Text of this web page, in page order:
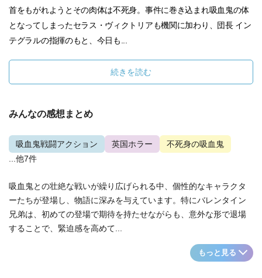
首をもがれようとその肉体は不死身。事件に巻き込まれ吸血鬼の体
となってしまったセラス・ヴィクトリアも機関に加わり、団長 イン
テグラルの指揮のもと、今日も...
続きを読む
みんなの感想まとめ
吸血鬼戦闘アクション 英国ホラー
不死身の吸血鬼
...他7件
吸血鬼との壮絶な戦いが繰り広げられる中、個性的なキャラクタ
ーたちが登場し、物語に深みを与えています。特にバレンタイン
兄弟は、初めての登場で期待を持たせながらも、意外な形で退場
することで、緊迫感を高めて...
もっと見る